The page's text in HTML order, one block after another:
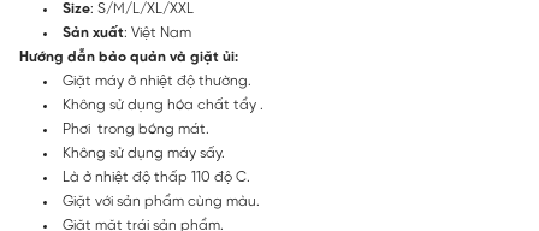
Size: S/M/L/XL/XXL
Sản xuất: Việt Nam
Hướng dẫn bảo quản và giặt ủi:
Giặt máy ở nhiệt độ thường.
Không sử dụng hóa chất tẩy .
Phơi trong bóng mát.
Không sử dụng máy sấy.
Là ở nhiệt độ thấp 110 độ C.
Giặt với sản phẩm cùng màu.
Giặt mặt trái sản phẩm.